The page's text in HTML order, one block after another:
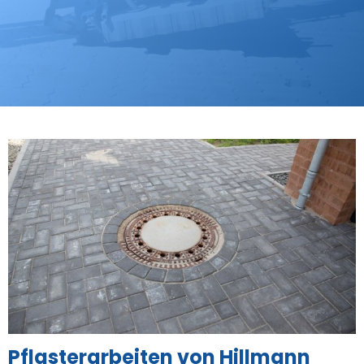
Pflasterarbeiten von Hillmann